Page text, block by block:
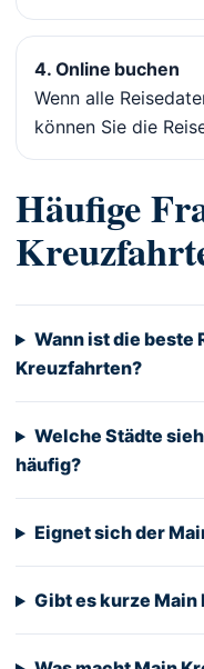
4. Online buchen
Wenn alle
können Sie die
Häufige
Wann ist die beste
Kreuzfahrten?
Welche Städte
häufig?
Eignet sich der
Gibt es kurze